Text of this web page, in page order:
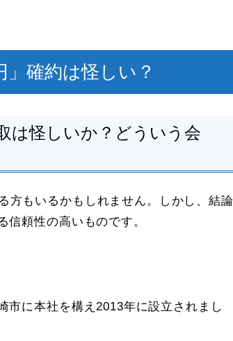
確約は怪しい？
は怪しいか？どういう会
方もいるかもしれません。しかし、結論
信頼性の高いものです。
市に本社を構え2013年に設立されまし